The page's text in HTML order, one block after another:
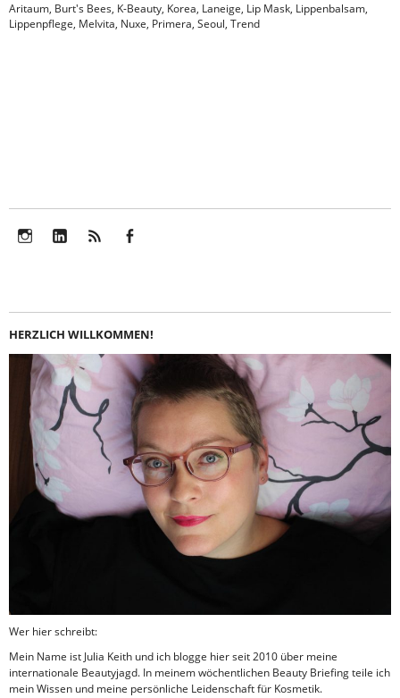
Aritaum, Burt's Bees, K-Beauty, Korea, Laneige, Lip Mask, Lippenbalsam,
Lippenpflege, Melvita, Nuxe, Primera, Seoul, Trend
HERZLICH WILLKOMMEN!
Wer hier schreibt:
Mein Name ist Julia Keith und ich blogge hier seit 2010 über meine
internationale Beautyjagd. In meinem wöchentlichen Beauty Briefing teile ich
mein Wissen und meine persönliche Leidenschaft für Kosmetik.